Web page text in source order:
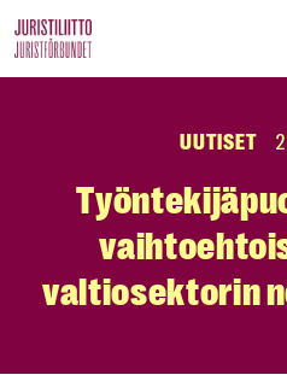
to
UUTISET
valtiosektorin